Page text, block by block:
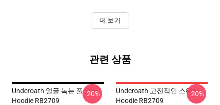
더 보기
관련 상품
Underoath 얼굴 녹는 풀 오버
Hoodie RB2709
-20%
Underoath 고전적인 스웨터
Hoodie RB2709
-20%